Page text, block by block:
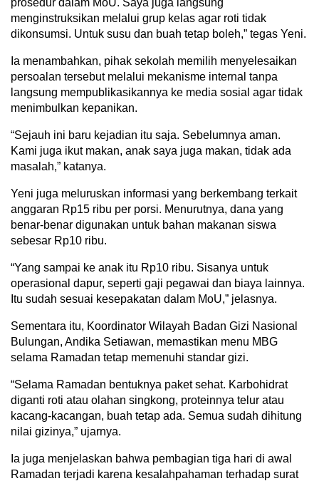
prosedur dalam MoU. Saya juga langsung
menginstruksikan melalui grup kelas agar roti tidak
dikonsumsi. Untuk susu dan buah tetap boleh,” tegas Yeni.
Ia menambahkan, pihak sekolah memilih menyelesaikan
persoalan tersebut melalui mekanisme internal tanpa
langsung mempublikasikannya ke media sosial agar tidak
menimbulkan kepanikan.
“Sejauh ini baru kejadian itu saja. Sebelumnya aman.
Kami juga ikut makan, anak saya juga makan, tidak ada
masalah,” katanya.
Yeni juga meluruskan informasi yang berkembang terkait
anggaran Rp15 ribu per porsi. Menurutnya, dana yang
benar-benar digunakan untuk bahan makanan siswa
sebesar Rp10 ribu.
“Yang sampai ke anak itu Rp10 ribu. Sisanya untuk
operasional dapur, seperti gaji pegawai dan biaya lainnya.
Itu sudah sesuai kesepakatan dalam MoU,” jelasnya.
Sementara itu, Koordinator Wilayah Badan Gizi Nasional
Bulungan, Andika Setiawan, memastikan menu MBG
selama Ramadan tetap memenuhi standar gizi.
“Selama Ramadan bentuknya paket sehat. Karbohidrat
diganti roti atau olahan singkong, proteinnya telur atau
kacang-kacangan, buah tetap ada. Semua sudah dihitung
nilai gizinya,” ujarnya.
Ia juga menjelaskan bahwa pembagian tiga hari di awal
Ramadan terjadi karena kesalahpahaman terhadap surat